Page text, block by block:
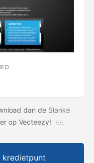
dan de Slanke
op Vecteezy!
kredietpunt